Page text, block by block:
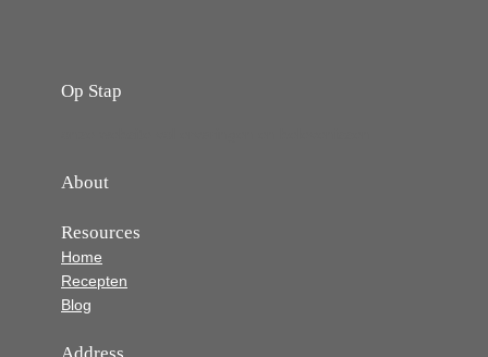
Op Stap
About
Resources
Home
Recepten
Blog